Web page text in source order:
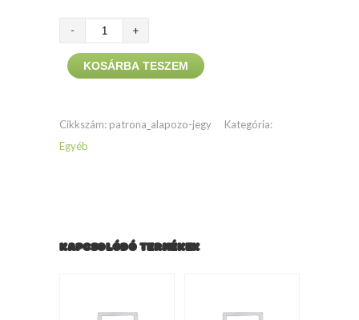
Patrona
Általános
KOSÁRBA TESZEM
Cikkszám: patrona_alapozo-jegy
Kategória:
Egyéb
KAPCSOLÓDÓ TERMÉKEK